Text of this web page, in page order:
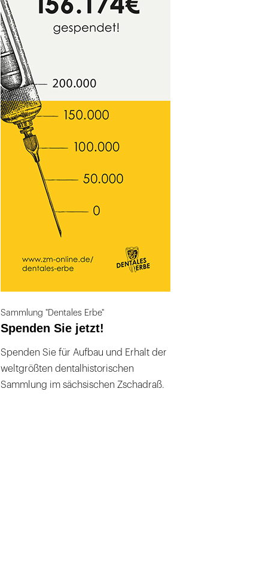
Sammlung "Dentales Erbe"
Spenden Sie jetzt!
Spenden Sie für Aufbau und Erhalt der
weltgrößten dentalhistorischen
Sammlung im sächsischen Zschadraß.